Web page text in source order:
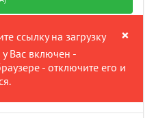
×
ссылку на загрузку
Вас включен -
- отключите его и